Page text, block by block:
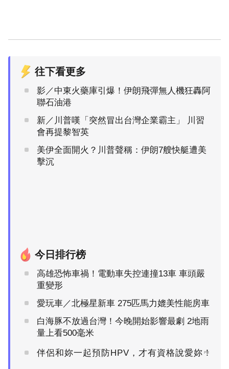
往下看更多
影／中東火藥庫引爆！伊朗飛彈無人機狂轟阿
聯石油港
新／川普嘆「突然冒出台灣企業霸主」 川習
會再提黎智英
美伊全面開火？川普聲稱：伊朗7艘快艇遭美
擊沉
今日排行榜
高雄恐怖車禍！電動車失控連撞13車 車頭嚴
重變形
愛玩車／北極星新車 275匹馬力媲美性能房車
白海豚不放過台灣！今晚開始影響最劇 2地雨
量上看500毫米
伴侶和妳一起預防HPV，才有資格說愛妳！
PR